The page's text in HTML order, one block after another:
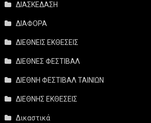
ΔΙΑΣΚΕΔΑΣΗ
ΔΙΑΦΟΡΑ
ΔΙΕΘΝΕΙΣ ΕΚΘΕΣΕΙΣ
ΔΙΕΘΝΕΣ ΦΕΣΤΙΒΑΛ
ΔΙΕΘΝΗ ΦΕΣΤΙΒΑΛ ΤΑΙΝΙΩΝ
ΔΙΕΘΝΗΣ ΕΚΘΕΣΕΙΣ
Δικαστικά